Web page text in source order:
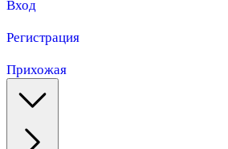
Вход
Регистрация
Прихожая